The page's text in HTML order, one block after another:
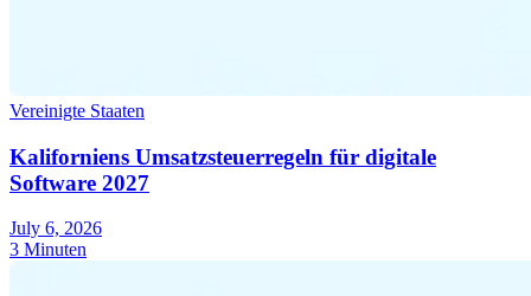
Vereinigte Staaten
Kaliforniens Umsatzsteuerregeln für digitale
Software 2027
July 6, 2026
3 Minuten